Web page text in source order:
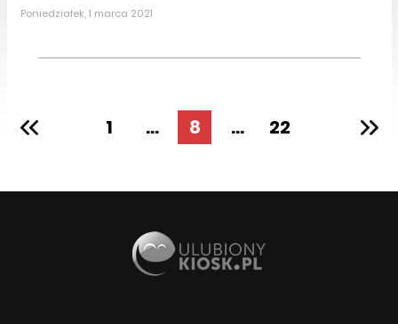
Poniedziałek, 1 marca 2021
1 ... 8 ... 22